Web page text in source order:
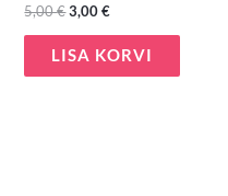
5,00€3,00€
LISA KORVI